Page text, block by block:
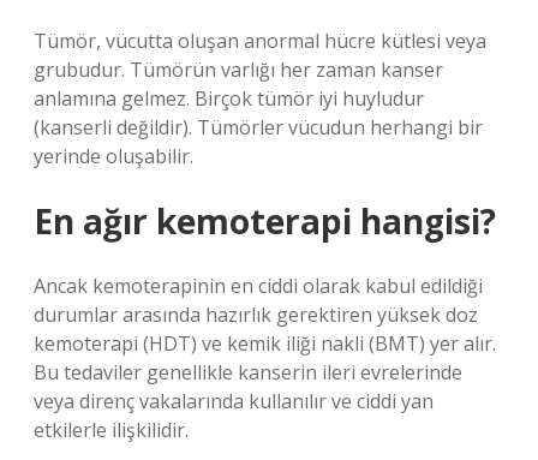
Tümör, vücutta oluşan anormal hücre kütlesi veya
grubudur. Tümörün varlığı her zaman kanser
anlamına gelmez. Birçok tümör iyi huyludur
(kanserli değildir). Tümörler vücudun herhangi bir
yerinde oluşabilir.
En ağır kemoterapi hangisi?
Ancak kemoterapinin en ciddi olarak kabul edildiği
durumlar arasında hazırlık gerektiren yüksek doz
kemoterapi (HDT) ve kemik iliği nakli (BMT) yer alır.
Bu tedaviler genellikle kanserin ileri evrelerinde
veya direnç vakalarında kullanılır ve ciddi yan
etkilerle ilişkilidir.